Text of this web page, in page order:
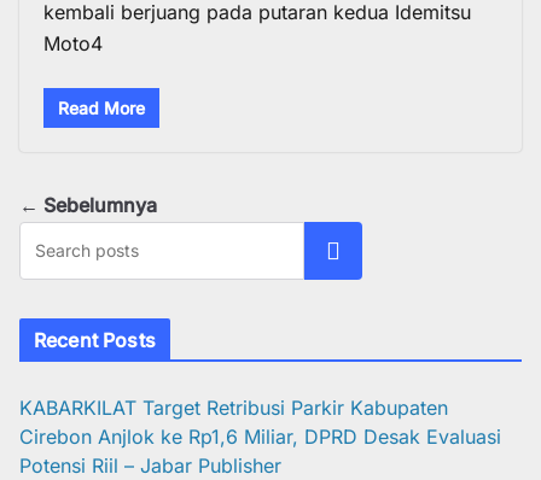
kembali berjuang pada putaran kedua Idemitsu
Moto4
Read More
← Sebelumnya
Cari
Recent Posts
KABARKILAT Target Retribusi Parkir Kabupaten
Cirebon Anjlok ke Rp1,6 Miliar, DPRD Desak Evaluasi
Potensi Riil – Jabar Publisher